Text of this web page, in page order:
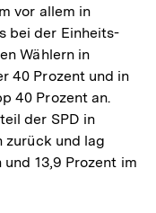
vor allem in
bei der Einheits-
Wählern in
40 Prozent und in
40 Prozent an.
der SPD in
zurück und lag
13,9 Prozent im